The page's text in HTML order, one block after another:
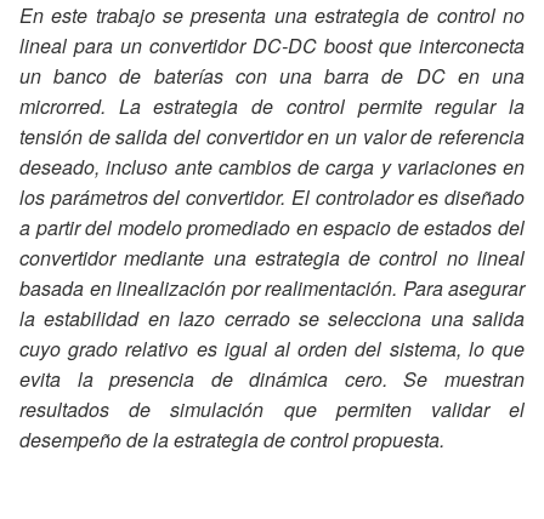
En este trabajo se presenta una estrategia de control no
lineal para un convertidor DC-DC boost que interconecta
un banco de baterías con una barra de DC en una
microrred. La estrategia de control permite regular la
tensión de salida del convertidor en un valor de referencia
deseado, incluso ante cambios de carga y variaciones en
los parámetros del convertidor. El controlador es diseñado
a partir del modelo promediado en espacio de estados del
convertidor mediante una estrategia de control no lineal
basada en linealización por realimentación. Para asegurar
la estabilidad en lazo cerrado se selecciona una salida
cuyo grado relativo es igual al orden del sistema, lo que
evita la presencia de dinámica cero. Se muestran
resultados de simulación que permiten validar el
desempeño de la estrategia de control propuesta.